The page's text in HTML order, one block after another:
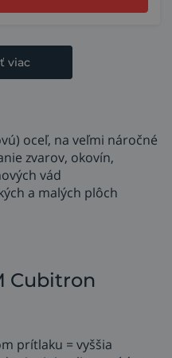
viac
oceľ, na veľmi náročné
zvarov, okovín,
vád
a malých plôch
Cubitron
prítlaku = vyššia